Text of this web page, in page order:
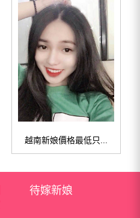
越南新娘價格最低只...
待嫁新娘